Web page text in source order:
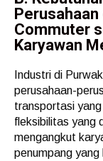
Commuter
Karyawan
Industri di
perusahaan-
transportasi
fleksibilitas yang
mengangkut
penumpang